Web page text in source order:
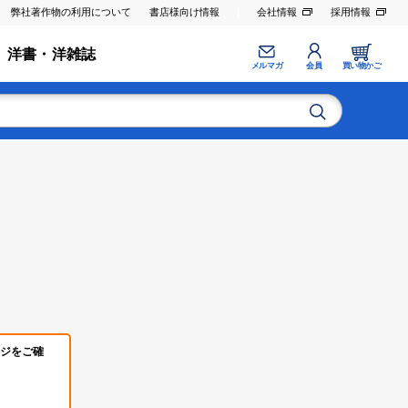
弊社著作物の利用について 書店様向け情報 会社情報 採用情報
洋書・洋雑誌
メルマガ 会員 買い物かご
をご確